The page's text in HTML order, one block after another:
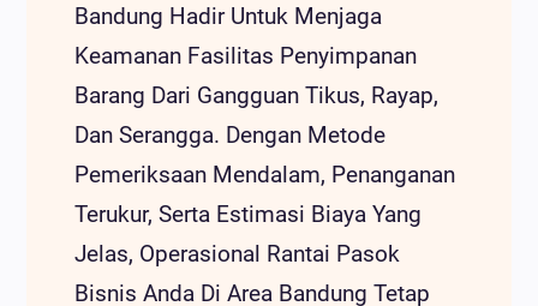
Bandung Hadir Untuk Menjaga
Keamanan Fasilitas Penyimpanan
Barang Dari Gangguan Tikus, Rayap,
Dan Serangga. Dengan Metode
Pemeriksaan Mendalam, Penanganan
Terukur, Serta Estimasi Biaya Yang
Jelas, Operasional Rantai Pasok
Bisnis Anda Di Area Bandung Tetap